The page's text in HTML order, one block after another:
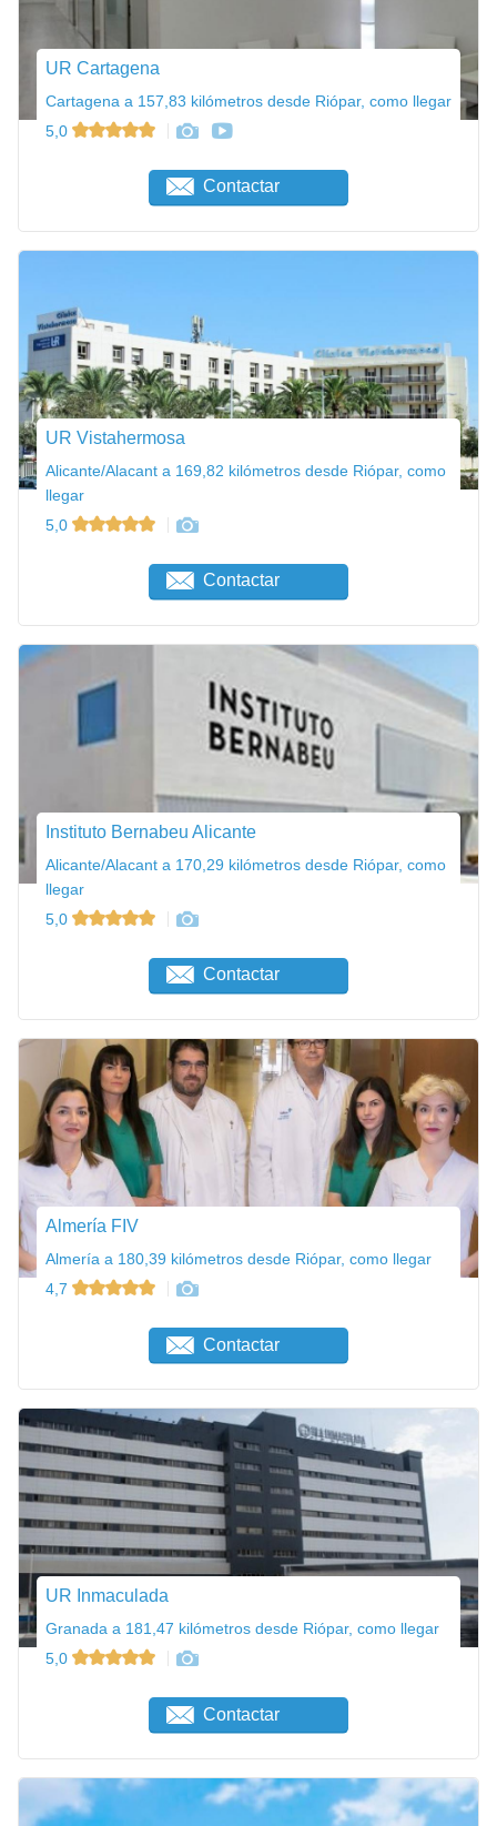
UR Cartagena
Cartagena a 157,83 kilómetros desde Riópar, como llegar
5,0
Contactar
UR Vistahermosa
Alicante/Alacant a 169,82 kilómetros desde Riópar, como
llegar
5,0
Contactar
Instituto Bernabeu Alicante
Alicante/Alacant a 170,29 kilómetros desde Riópar, como
llegar
5,0
Contactar
Almería FIV
Almería a 180,39 kilómetros desde Riópar, como llegar
4,7
Contactar
UR Inmaculada
Granada a 181,47 kilómetros desde Riópar, como llegar
5,0
Contactar